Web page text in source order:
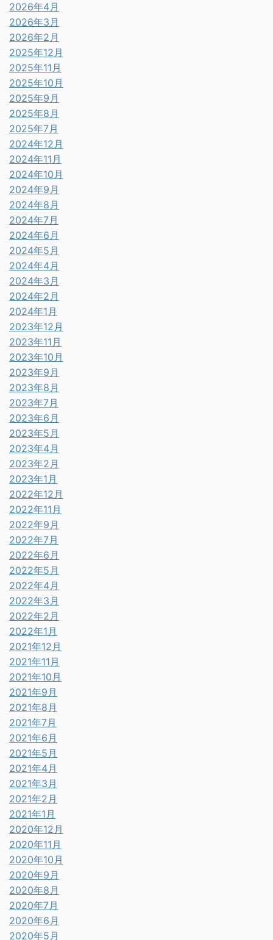
2026年4月
2026年3月
2026年2月
2025年12月
2025年11月
2025年10月
2025年9月
2025年8月
2025年7月
2024年12月
2024年11月
2024年10月
2024年9月
2024年8月
2024年7月
2024年6月
2024年5月
2024年4月
2024年3月
2024年2月
2024年1月
2023年12月
2023年11月
2023年10月
2023年9月
2023年8月
2023年7月
2023年6月
2023年5月
2023年4月
2023年2月
2023年1月
2022年12月
2022年11月
2022年9月
2022年7月
2022年6月
2022年5月
2022年4月
2022年3月
2022年2月
2022年1月
2021年12月
2021年11月
2021年10月
2021年9月
2021年8月
2021年7月
2021年6月
2021年5月
2021年4月
2021年3月
2021年2月
2021年1月
2020年12月
2020年11月
2020年10月
2020年9月
2020年8月
2020年7月
2020年6月
2020年5月